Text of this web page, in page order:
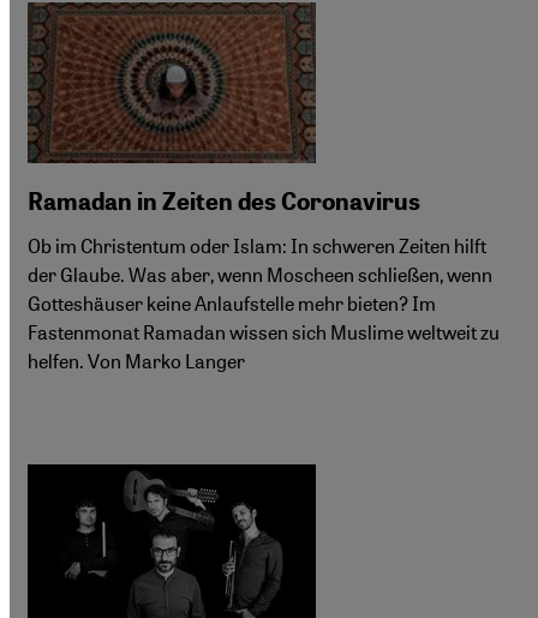
Ramadan in Zeiten des Coronavirus
Ob im Christentum oder Islam: In schweren Zeiten hilft
der Glaube. Was aber, wenn Moscheen schließen, wenn
Gotteshäuser keine Anlaufstelle mehr bieten? Im
Fastenmonat Ramadan wissen sich Muslime weltweit zu
helfen. Von Marko Langer